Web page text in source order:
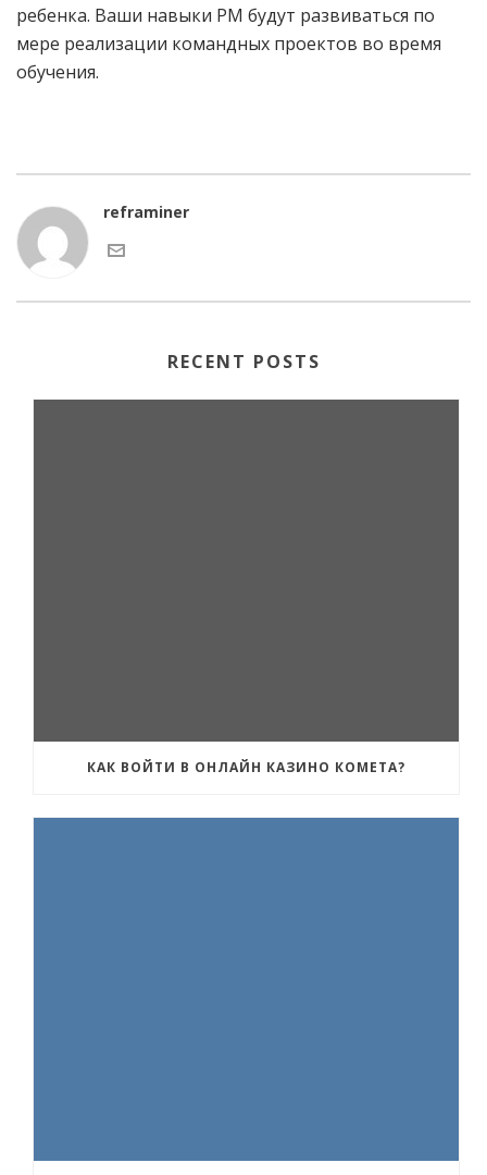
ребенка. Ваши навыки PM будут развиваться по
мере реализации командных проектов во время
обучения.
reframiner
RECENT POSTS
КАК ВОЙТИ В ОНЛАЙН КАЗИНО КОМЕТА?